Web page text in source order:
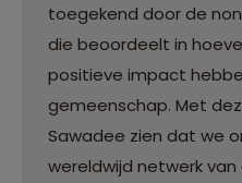
toegekend door de
die beoordeelt in
positieve impact
gemeenschap. Met
Sawadee zien dat we
wereldwijd netwerk